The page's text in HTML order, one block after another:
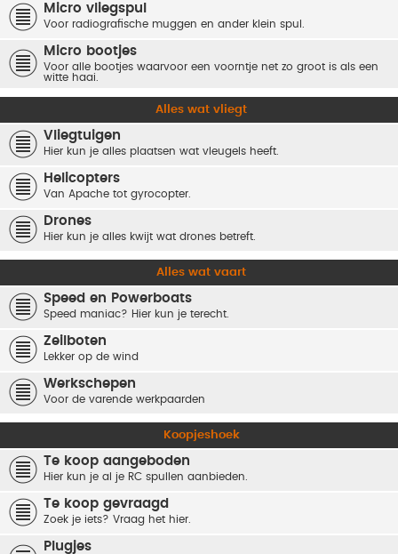
Micro vliegspul
Voor radiografische muggen en ander klein spul.
Micro bootjes
Voor alle bootjes waarvoor een voorntje net zo groot is als een
witte haai.
Alles wat vliegt
Vliegtuigen
Hier kun je alles plaatsen wat vleugels heeft.
Helicopters
Van Apache tot gyrocopter.
Drones
Hier kun je alles kwijt wat drones betreft.
Alles wat vaart
Speed en Powerboats
Speed maniac? Hier kun je terecht.
Zeilboten
Lekker op de wind
Werkschepen
Voor de varende werkpaarden
Koopjeshoek
Te koop aangeboden
Hier kun je al je RC spullen aanbieden.
Te koop gevraagd
Zoek je iets? Vraag het hier.
Plugjes